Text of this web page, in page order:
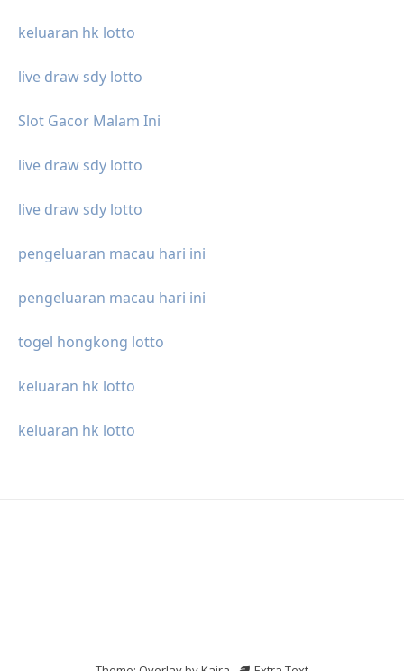
keluaran hk lotto
live draw sdy lotto
Slot Gacor Malam Ini
live draw sdy lotto
live draw sdy lotto
pengeluaran macau hari ini
pengeluaran macau hari ini
togel hongkong lotto
keluaran hk lotto
keluaran hk lotto